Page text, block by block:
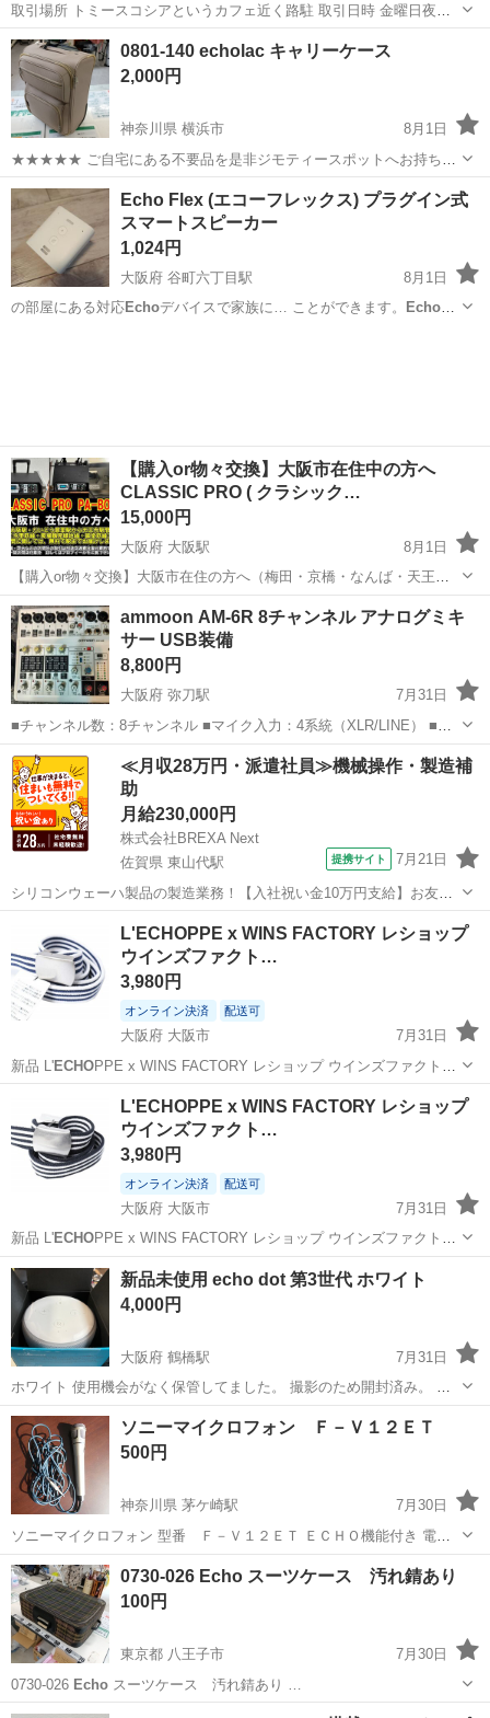
取引場所 トミースコシアというカフェ近く路駐 取引日時 金曜日夜か
ら日曜日昼まで
群馬 伊勢崎市 その他 Amazon Echo
0801-140 echolac キャリーケース
2,000円
神奈川県 横浜市
8月1日
★★★★★ ご自宅にある不要品を是非ジモティースポットへお持ち込
みしませんか？ 家電、趣味・スポーツ・レジャー用品、こども用品、
衣料服飾品、生活雑貨、家具、本、CD・DVDなどが無料でまとめて持
ち込めます！ ※詳細はこ...
神奈川 横浜市
Echo Flex (エコーフレックス) プラグイン式
スマートスピーカー
1,024円
大阪府 谷町六丁目駅
8月1日
の部屋にある対応Echoデバイスで家族に… ことができます。 Echoデ
【購入or物々交換】大阪市在住中の方へ
CLASSIC PRO ( クラシック…
15,000円
大阪府 大阪駅
8月1日
【購入or物々交換】大阪市在住の方へ（梅田・京橋・なんば・天王寺
でお取引可能！） 大阪駅（梅田）や上新庄駅、淡路駅、井高野駅から
天王寺駅までの区間であればどこでもお取引可能です。 堺・高槻・茨
木など、こちらの区間外で...
大阪 大阪市 エフェクター、PA機器
クラシックプロ
ammoon AM-6R 8チャンネル アナログミキ
サー USB装備
8,800円
大阪府 弥刀駅
7月31日
■チャンネル数：8チャンネル ■マイク入力：4系統（XLR/LINE） ■ス
テレオ入力：TRS L/R、RCA L/R ■USB：USB 2.0 ■EQ：2バンド
EQ（HIGH / LOW) ■ファンタム電源：+4...
大阪 東大阪市 弥刀駅 エフェクター、PA機器
≪月収28万円・派遣社員≫機械操作・製造補
助
月給230,000円
株式会社BREXA Next
佐賀県 東山代駅
提携サイト 7月21日
シリコンウェーハ製品の製造業務！【入社祝い金10万円支給】お友達
やカップルとの応募OK◎年間休日129日＆休出なしでプライベート充
実♪業務はクリーンルームで快適作業◎自社正社員登用制度あり★1食
300円～の格安食堂あり！《佐...
L'ECHOPPE x WINS FACTORY レショップ
ウインズファクト…
3,980円
オンライン決済 配送可
大阪府 大阪市
7月31日
新品 L'ECHOPPE x WINS FACTORY レショップ ウインズファクトリ
ー 別注 日本製 ボーダーガチャベルト Free NAVY/WHITE キャンバス
ECHOPPE」と浅草橋・柳橋...
L'ECHOPPE x WINS FACTORY レショップ
ウインズファクト…
3,980円
オンライン決済 配送可
大阪府 大阪市
7月31日
新品 L'ECHOPPE x WINS FACTORY レショップ ウインズファクトリ
ー 別注 日本製 ボーダーガチャベルト BLACK/WHITE キャンバス GI
ECHOPPE」と浅草橋・柳橋に実店舗...
大阪 大阪市 小物
新品未使用 echo dot 第3世代 ホワイト
4,000円
大阪府 鶴橋駅
7月31日
ホワイト 使用機会がなく保管してました。 撮影のため開封済み。 引
取りの早い方優先❗️
大阪 大阪市 家電
ソニーマイクロフォン Ｆ－Ｖ１２ＥＴ
500円
神奈川県 茅ケ崎駅
7月30日
ソニーマイクロフォン 型番 Ｆ－Ｖ１２ＥＴ ＥＣＨＯ機能付き 電池
ケース（００６Ｐ）の電池抑えバネ部分に錆あり 当方、パソコンでの
対応になりますので、お問合せのメール返信が遅くなる事が予想され
ます。ご了承下さい。
神奈川 茅ヶ崎市
0730-026 Echo スーツケース 汚れ錆あり
100円
東京都 八王子市
7月30日
0730-026 Echo
東京 八王子市